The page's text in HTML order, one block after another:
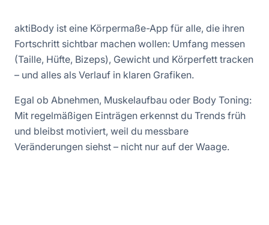
aktiBody ist eine Körpermaße-App für alle, die ihren
Fortschritt sichtbar machen wollen: Umfang messen
(Taille, Hüfte, Bizeps), Gewicht und Körperfett tracken
– und alles als Verlauf in klaren Grafiken.
Egal ob Abnehmen, Muskelaufbau oder Body Toning:
Mit regelmäßigen Einträgen erkennst du Trends früh
und bleibst motiviert, weil du messbare
Veränderungen siehst – nicht nur auf der Waage.